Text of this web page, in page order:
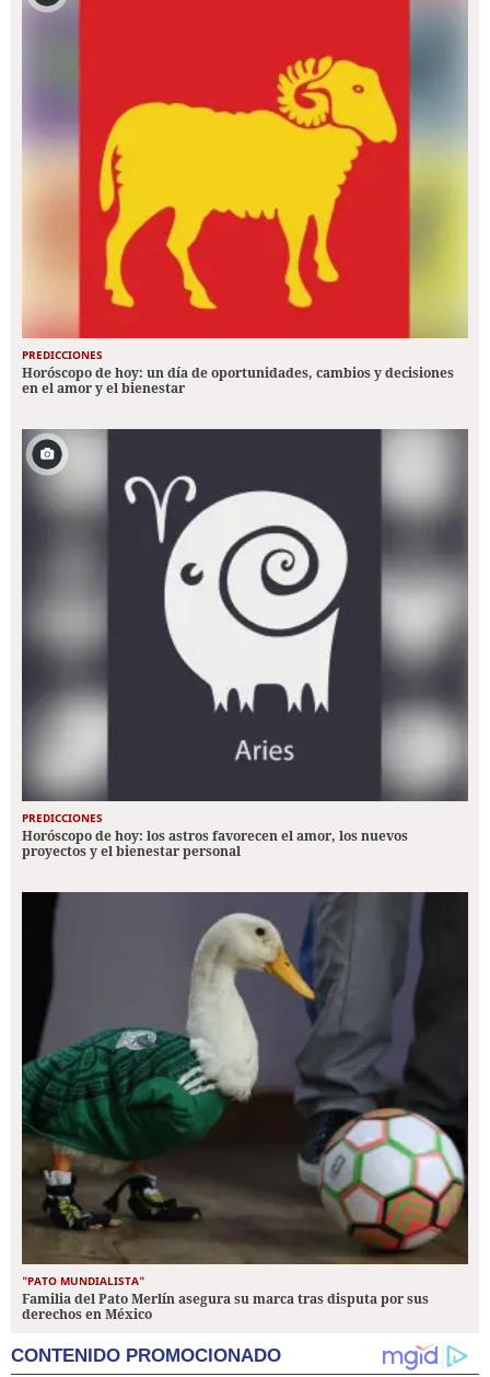
PREDICCIONES
Horóscopo de hoy: un día de oportunidades, cambios y decisiones
en el amor y el bienestar
PREDICCIONES
Horóscopo de hoy: los astros favorecen el amor, los nuevos
proyectos y el bienestar personal
"PATO MUNDIALISTA"
Familia del Pato Merlín asegura su marca tras disputa por sus
derechos en México
CONTENIDO PROMOCIONADO